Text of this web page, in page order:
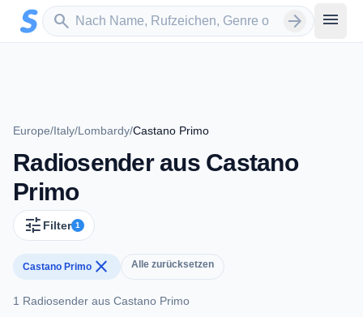
Zum Hauptinhalt springen
search
Sender suchen arrow_forward menu
Europe/Italy/Lombardy/Castano Primo
Radiosender aus Castano
Primo
tune Filter 1
Castano Primo close Alle zurücksetzen
1 Radiosender aus Castano Primo